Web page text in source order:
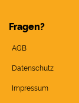
Fragen?
AGB
Datenschutz
Impressum